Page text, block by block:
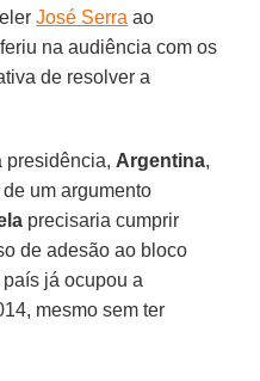
José Serra ao
na audiência com os
de resolver a
presidência, Argentina,
um argumento
precisaria cumprir
de adesão ao bloco
já ocupou a
mesmo sem ter